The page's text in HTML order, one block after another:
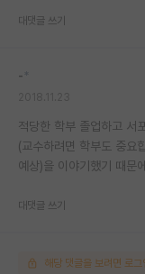
대댓글 쓰기
-
적당한 학부 졸업하고 서
(교수하려면 학부도 중요
예상)을 이야기했기 때문
대댓글 쓰기
해당 댓글을 보려면 로